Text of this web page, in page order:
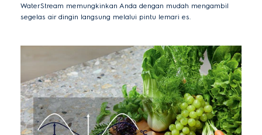
WaterStream memungkinkan Anda dengan mudah mengambil
segelas air dingin langsung melalui pintu lemari es.